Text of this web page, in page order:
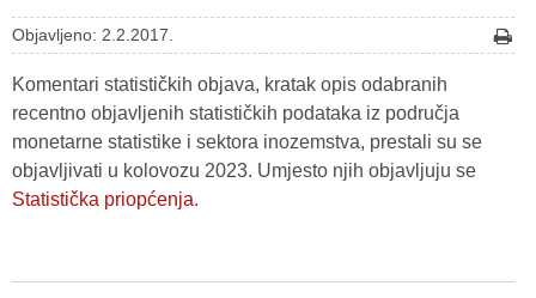
Objavljeno: 2.2.2017.
Komentari statističkih objava, kratak opis odabranih
recentno objavljenih statističkih podataka iz područja
monetarne statistike i sektora inozemstva, prestali su se
objavljivati u kolovozu 2023. Umjesto njih objavljuju se
Statistička priopćenja.